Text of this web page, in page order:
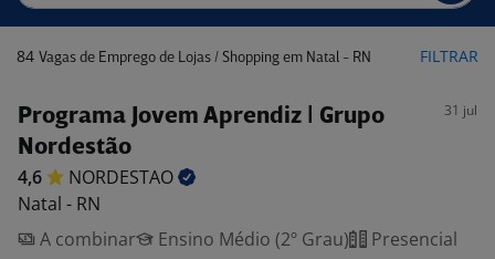
84 Vagas de Emprego de Lojas / Shopping em Natal - RN FILTRAR
Programa Jovem Aprendiz | Grupo
Nordestão
31 jul
4,6
NORDESTAO
Natal - RN
A combinar
Ensino Médio (2º Grau) Presencial